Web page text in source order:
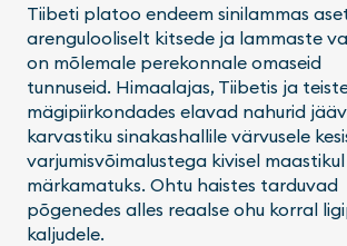
Tiibeti platoo endeem sinilammas
arengulooliselt kitsede ja lammaste
on mõlemale perekonnale omaseid
tunnuseid. Himaalajas, Tiibetis ja
mägipiirkondades elavad nahurid
karvastiku sinakashallile värvusele
varjumisvõimalustega kivisel
märkamatuks. Ohtu haistes
põgenedes alles reaalse ohu korral
kaljudele.